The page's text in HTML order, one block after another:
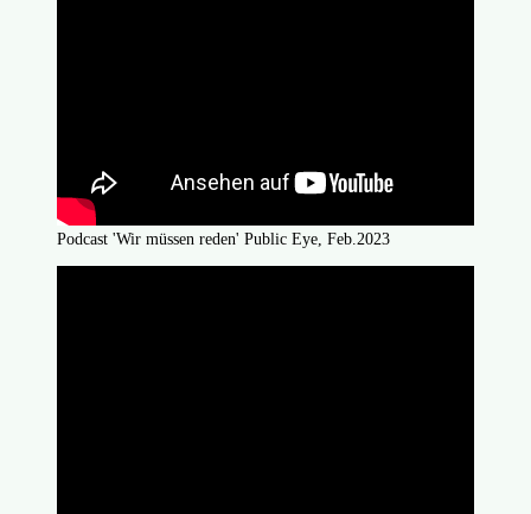
Podcast 'Wir müssen reden' Public Eye, Feb.2023